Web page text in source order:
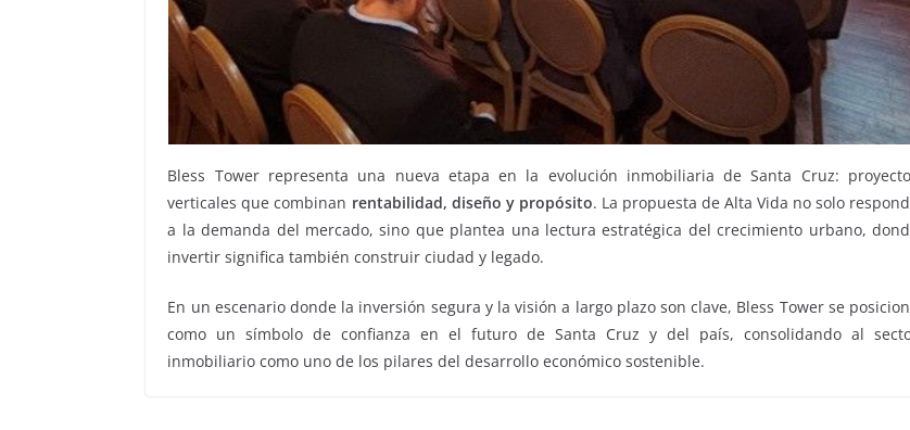
Bless Tower representa una nueva etapa en la evolución inmobiliaria de Santa Cruz:
verticales que combinan rentabilidad, diseño y propósito. La propuesta de Alta Vida no solo
a la demanda del mercado, sino que plantea una lectura estratégica del crecimiento urbano,
invertir significa también construir ciudad y legado.
En un escenario donde la inversión segura y la visión a largo plazo son clave, Bless Tower se
como un símbolo de confianza en el futuro de Santa Cruz y del país, consolidando al
inmobiliario como uno de los pilares del desarrollo económico sostenible.